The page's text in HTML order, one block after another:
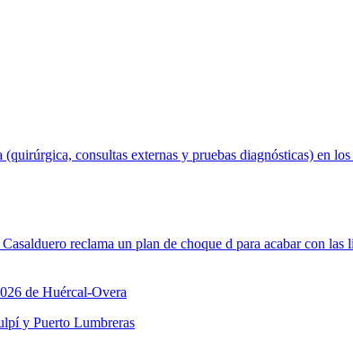
consultas externas y pruebas diagnósticas) en los
reclama un plan de choque d para acabar con las
de Huércal-Overa
y Puerto Lumbreras